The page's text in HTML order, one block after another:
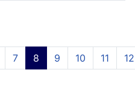
7 8 9 10 11 12